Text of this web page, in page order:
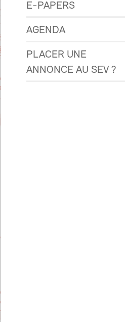
E-PAPERS
AGENDA
PLACER UNE
ANNONCE AU SEV ?